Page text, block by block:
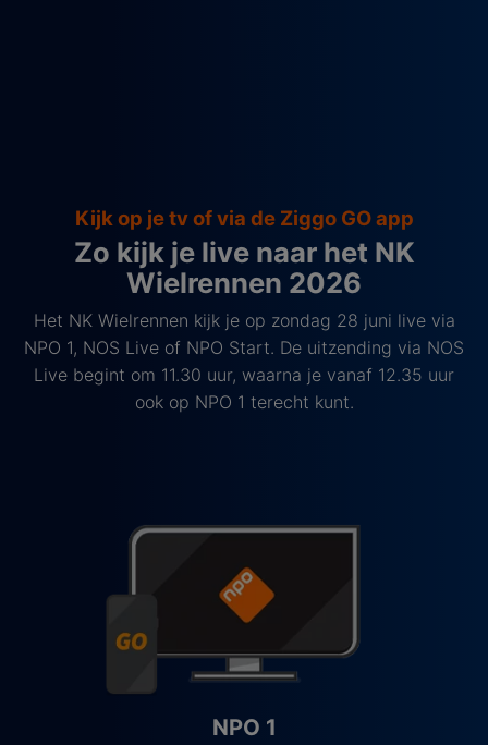
Kijk op je tv of via de Ziggo GO app
Zo kijk je live naar het NK
Wielrennen 2026
Het NK Wielrennen kijk je op zondag 28 juni live via
NPO 1, NOS Live of NPO Start. De uitzending via NOS
Live begint om 11.30 uur, waarna je vanaf 12.35 uur
ook op NPO 1 terecht kunt.
NPO 1